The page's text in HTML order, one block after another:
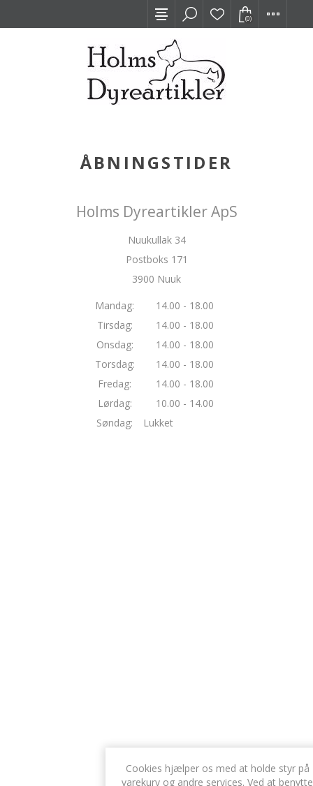
(0)
ÅBNINGSTIDER
Holms Dyreartikler ApS
Nuukullak 34
Postboks 171
3900 Nuuk
Mandag:
14.00 - 18.00
Tirsdag:
14.00 - 18.00
Onsdag:
14.00 - 18.00
Torsdag:
14.00 - 18.00
Fredag:
14.00 - 18.00
Lørdag:
10.00 - 14.00
Søndag:
Lukket
Cookies hjælper os med at holde styr på
varekurv og andre services. Ved at benytte